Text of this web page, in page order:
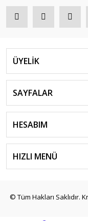
ÜYELİK
SAYFALAR
HESABIM
HIZLI MENÜ
© Tüm Hakları Saklıdır.